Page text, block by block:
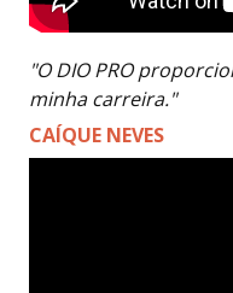
"O DIO PRO
minha carreira."
CAÍQUE NEVES